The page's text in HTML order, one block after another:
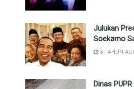
Julukan
Soekarno
3 TAHUN
Dinas